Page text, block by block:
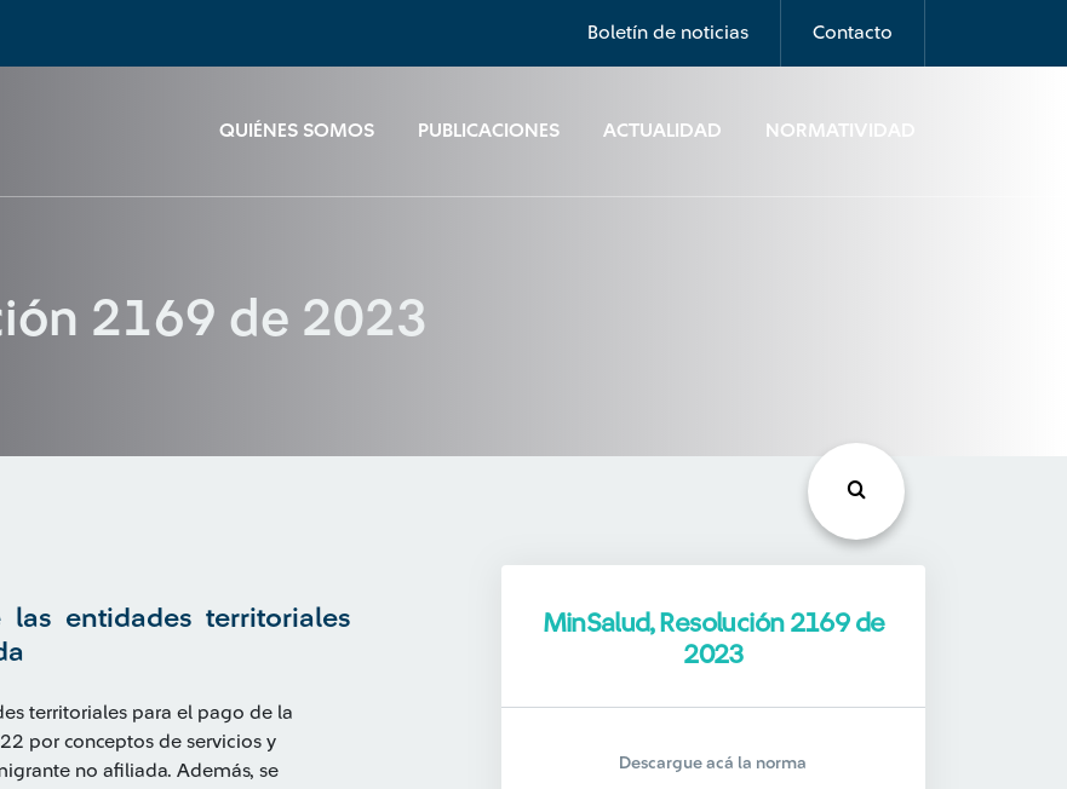
Boletín de noticias Contacto
QUIÉNES SOMOS PUBLICACIONES ACTUALIDAD NORMATIVIDAD
2169 de 2023
las entidades territoriales
territoriales para el pago de la
por conceptos de servicios y
no afiliada. Además, se
MinSalud, Resolución 2169 de
2023
Descargue acá la norma